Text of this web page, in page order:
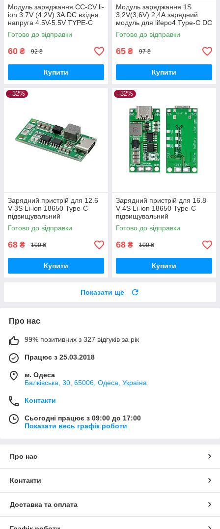
Модуль заряджання CC-CV li-
ion 3.7V (4.2V) 3А DC вхідна
напруга 4.5V-5.5V TYPE-C
Готово до відправки
60 ₴ 92 ₴
Купити
Модуль заряджання 1S
3,2V(3,6V) 2,4А зарядний
модуль для lifepo4 Туре-С DC
4,5-5,5V
Готово до відправки
65 ₴ 97 ₴
Купити
–32%
Зарядний пристрій для 12.6
V 3S Li-ion 18650 Type-C
підвищувальний
перетворювач DC-DC 3V-6V
4А -12.6V CC CV
Готово до відправки
68 ₴ 100 ₴
Купити
–32%
Зарядний пристрій для 16.8
V 4S Li-ion 18650 Type-C
підвищувальний
перетворювач DC-DC 3V-6V
4 А 16.8 V CC CV
Готово до відправки
68 ₴ 100 ₴
Купити
Показати ще
Про нас
99% позитивних з 327 відгуків за рік
Працює з 25.03.2018
м. Одеса
Балківська, 30, 65006, Одеса, Україна
Контакти
Сьогодні працює з 09:00 до 17:00
Показати весь графік роботи
Про нас
Контакти
Доставка та оплата